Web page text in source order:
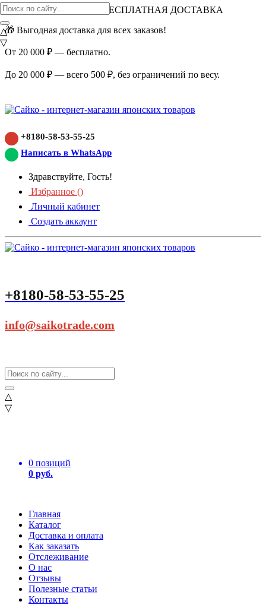
ВНИМАНИЕ АКЦИЯ!
БЕСПЛАТНАЯ ДОСТАВКА
🎁 Выгодная доставка для всех заказов!
От 20 000 ₽ — бесплатно.
До 20 000 ₽ — всего 500 ₽, без ограничений по весу.
+8180-58-53-55-25
Написать в WhatsApp
Здравствуйте, Гость!
Избранное ()
Личный кабинет
Создать аккаунт
+8180-58-53-55-25
info@saikotrade.com
△
▽
0 позиций
0 руб.
Главная
Каталог
Доставка и оплата
Как заказать
Отслеживание
О нас
Отзывы
Полезные статьи
Контакты
△
▽